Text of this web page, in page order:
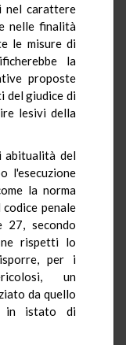
nel carattere
nelle finalità
le misure di
la
proposte
del giudice di
lesivi della
abitualità del
l'esecuzione
la norma
penale
secondo
ne rispetti lo
per i
un
da quello
in istato di